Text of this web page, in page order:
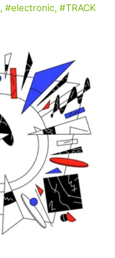
, electronic, TRACK